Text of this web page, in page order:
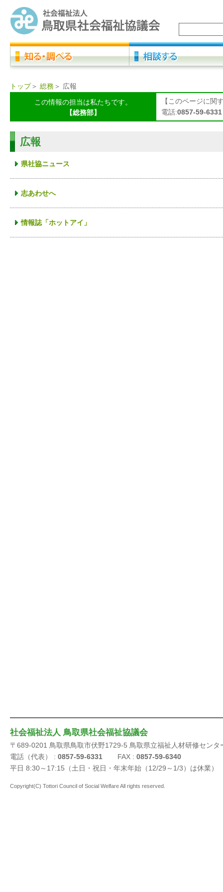
トップ＞ 総務 ＞ 広報
この情報の担当は私たちです。
【総務部】
【このページに関
電話:0857-59-6331
広報
県社協ニュース
志あわせへ
情報誌「ホットアイ」
社会福祉法人 鳥取県社会福祉協議会
〒689-0201 鳥取県鳥取市伏野1729-5 鳥取県立福祉人材研修センタ
電話（代表） : 0857-59-6331 FAX : 0857-59-6340
平日 8:30～17:15（土日・祝日・年末年始（12/29～1/3）は休業）
Copyright(C) Tottori Council of Social Welfare All rights reserved.